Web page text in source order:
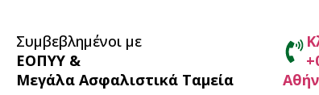
Συμβεβλημένοι με
ΕΟΠΥΥ &
Μεγάλα Ασφαλιστικά Ταμεία